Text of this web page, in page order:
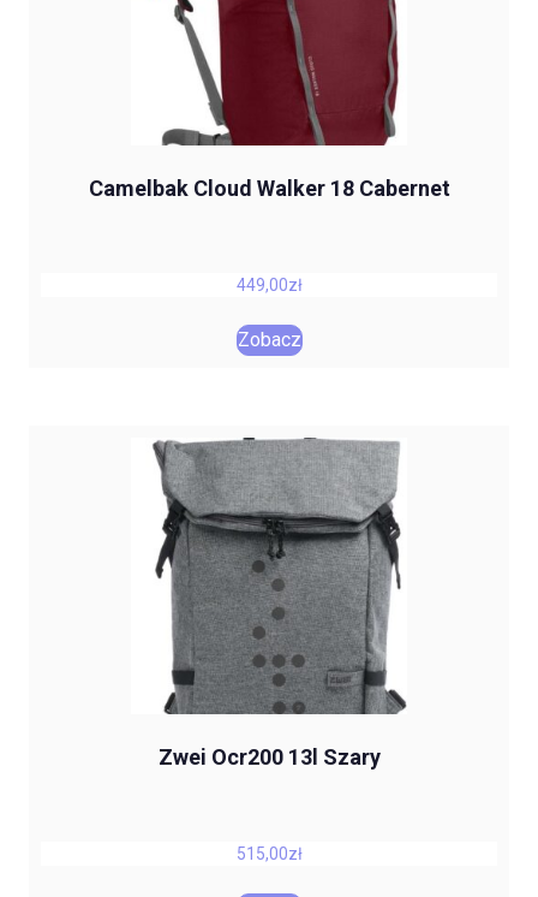
Camelbak Cloud Walker 18 Cabernet
449,00zł
Zobacz
Zwei Ocr200 13l Szary
515,00zł